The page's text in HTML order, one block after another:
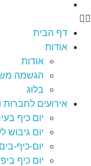
דף הבית
אודות
אודות
הגשמה
בלוג
אירועים לחברות
יום כיף
יום גיבוש
יום-כיף-
יום כיף